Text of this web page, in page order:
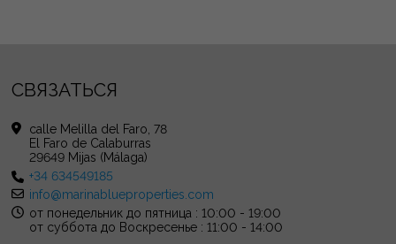
СВЯЗАТЬСЯ
calle Melilla del Faro, 78
El Faro de Calaburras
29649 Mijas (Málaga)
+34 634549185
info@marinablueproperties.com
от понедельник до пятница : 10:00 - 19:00
от суббота до Воскресенье : 11:00 - 14:00